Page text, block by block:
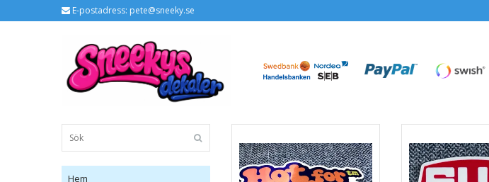
E-postadress: pete@sneeky.se
Hem